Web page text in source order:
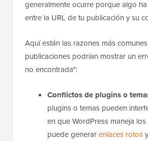
generalmente ocurre porque algo
entre la URL de tu publicación y su
Aquí están las razones más
publicaciones podrían mostrar un
no encontrada":
Conflictos de plugins o
plugins o temas pueden
en que WordPress maneja
puede generarenlaces rotos